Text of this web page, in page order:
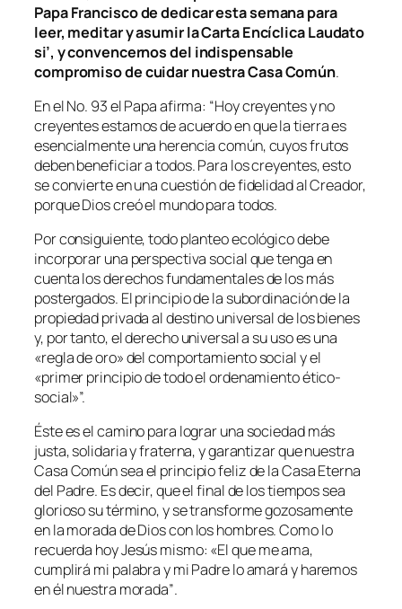
Papa Francisco de dedicar esta semana para
leer, meditar y asumir la Carta EncíclicaLaudato
si’, y convencernos del indispensable
compromiso de cuidar nuestra Casa Común.
En el No. 93 el Papa afirma: “Hoy creyentes y no
creyentes estamos de acuerdo en que la tierra es
esencialmente una herencia común, cuyos frutos
deben beneficiar a todos. Para los creyentes, esto
se convierte en una cuestión de fidelidad al Creador,
porque Dios creó el mundo para todos.
Por consiguiente, todo planteo ecológico debe
incorporar una perspectiva social que tenga en
cuenta los derechos fundamentales de los más
postergados. El principio de la subordinación de la
propiedad privada al destino universal de los bienes
y, por tanto, el derecho universal a su uso es una
«regla de oro» del comportamiento social y el
«primer principio de todo el ordenamiento ético-
social»”.
Éste es el camino para lograr una sociedad más
justa, solidaria y fraterna, y garantizar que nuestra
Casa Común sea el principio feliz de la Casa Eterna
del Padre. Es decir, que el final de los tiempos sea
glorioso su término, y se transforme gozosamente
en lamorada de Dios con los hombres. Como lo
recuerda hoy Jesús mismo: «El que me ama,
cumplirá mi palabra y mi Padre lo amará y haremos
en él nuestra morada”.